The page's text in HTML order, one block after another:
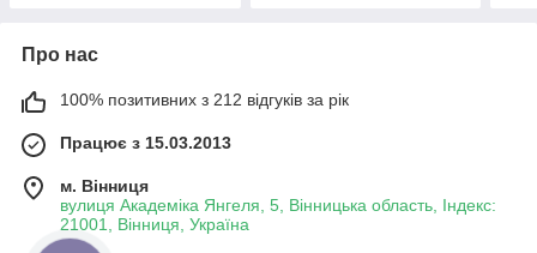
Про нас
100% позитивних з 212 відгуків за рік
Працює з 15.03.2013
м. Вінниця
вулиця Академіка Янгеля, 5, Вінницька область, Індекс:
21001, Вінниця, Україна